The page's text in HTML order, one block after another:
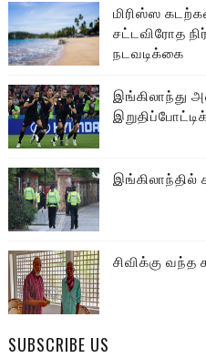
மிரிஸ்ஸ
சட்டவிரோத
நடவடிக்கை
இங்கிலாந்து
இங்கிலாந்தில்
சிவிக்கு வந்த
SUBSCRIBE US